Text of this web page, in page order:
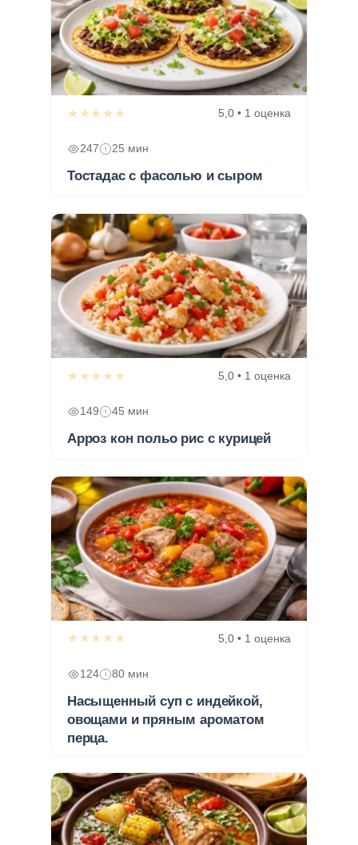
★★★★★ 5,0 • 1 оценка
247 25 мин
Тостадас с фасолью и сыром
★★★★★ 5,0 • 1 оценка
149 45 мин
Арроз кон польо рис с курицей
★★★★★ 5,0 • 1 оценка
124 80 мин
Насыщенный суп с индейкой,
овощами и пряным ароматом
перца.